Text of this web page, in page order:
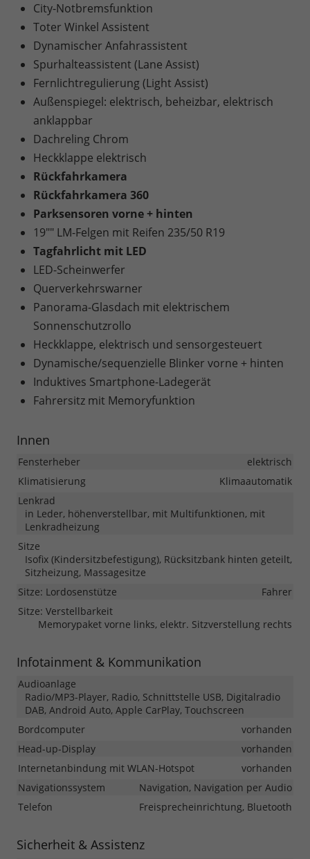
City-Notbremsfunktion
Toter Winkel Assistent
Dynamischer Anfahrassistent
Spurhalteassistent (Lane Assist)
Fernlichtregulierung (Light Assist)
Außenspiegel: elektrisch, beheizbar, elektrisch
anklappbar
Dachreling Chrom
Heckklappe elektrisch
Rückfahrkamera
Rückfahrkamera 360
Parksensoren vorne + hinten
19"" LM-Felgen mit Reifen 235/50 R19
Tagfahrlicht mit LED
LED-Scheinwerfer
Querverkehrswarner
Panorama-Glasdach mit elektrischem
Sonnenschutzrollo
Heckklappe, elektrisch und sensorgesteuert
Dynamische/sequenzielle Blinker vorne + hinten
Induktives Smartphone-Ladegerät
Fahrersitz mit Memoryfunktion
Innen
Fensterheber
elektrisch
Klimatisierung
Klimaautomatik
Lenkrad
in Leder, höhenverstellbar, mit Multifunktionen, mit
Lenkradheizung
Sitze
Isofix (Kindersitzbefestigung), Rücksitzbank hinten geteilt,
Sitzheizung, Massagesitze
Sitze: Lordosenstütze
Fahrer
Sitze: Verstellbarkeit
Memorypaket vorne links, elektr. Sitzverstellung rechts
Infotainment & Kommunikation
Audioanlage
Radio/MP3-Player, Radio, Schnittstelle USB, Digitalradio
DAB, Android Auto, Apple CarPlay, Touchscreen
Bordcomputer
vorhanden
Head-up-Display
vorhanden
Internetanbindung mit WLAN-Hotspot
vorhanden
Navigationssystem
Navigation, Navigation per Audio
Telefon
Freisprecheinrichtung, Bluetooth
Sicherheit & Assistenz